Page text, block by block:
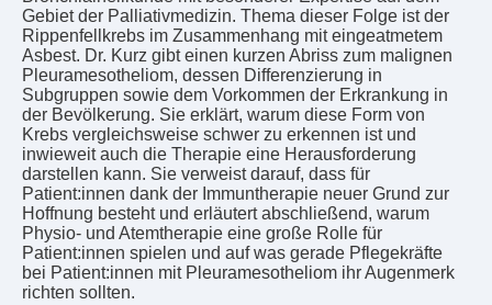
Gebiet der Palliativmedizin. Thema dieser Folge ist der
Rippenfellkrebs im Zusammenhang mit eingeatmetem
Asbest. Dr. Kurz gibt einen kurzen Abriss zum malignen
Pleuramesotheliom, dessen Differenzierung in
Subgruppen sowie dem Vorkommen der Erkrankung in
der Bevölkerung. Sie erklärt, warum diese Form von
Krebs vergleichsweise schwer zu erkennen ist und
inwieweit auch die Therapie eine Herausforderung
darstellen kann. Sie verweist darauf, dass für
Patient:innen dank der Immuntherapie neuer Grund zur
Hoffnung besteht und erläutert abschließend, warum
Physio- und Atemtherapie eine große Rolle für
Patient:innen spielen und auf was gerade Pflegekräfte
bei Patient:innen mit Pleuramesotheliom ihr Augenmerk
richten sollten.